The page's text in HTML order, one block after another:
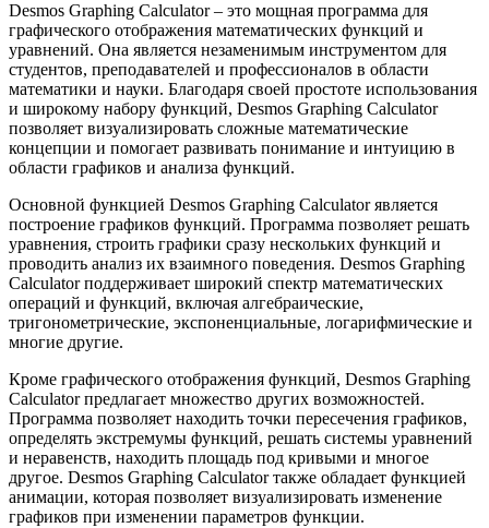
Desmos Graphing Calculator – это мощная программа для
графического отображения математических функций и
уравнений. Она является незаменимым инструментом для
студентов, преподавателей и профессионалов в области
математики и науки. Благодаря своей простоте использования
и широкому набору функций, Desmos Graphing Calculator
позволяет визуализировать сложные математические
концепции и помогает развивать понимание и интуицию в
области графиков и анализа функций.
Основной функцией Desmos Graphing Calculator является
построение графиков функций. Программа позволяет решать
уравнения, строить графики сразу нескольких функций и
проводить анализ их взаимного поведения. Desmos Graphing
Calculator поддерживает широкий спектр математических
операций и функций, включая алгебраические,
тригонометрические, экспоненциальные, логарифмические и
многие другие.
Кроме графического отображения функций, Desmos Graphing
Calculator предлагает множество других возможностей.
Программа позволяет находить точки пересечения графиков,
определять экстремумы функций, решать системы уравнений
и неравенств, находить площадь под кривыми и многое
другое. Desmos Graphing Calculator также обладает функцией
анимации, которая позволяет визуализировать изменение
графиков при изменении параметров функции.